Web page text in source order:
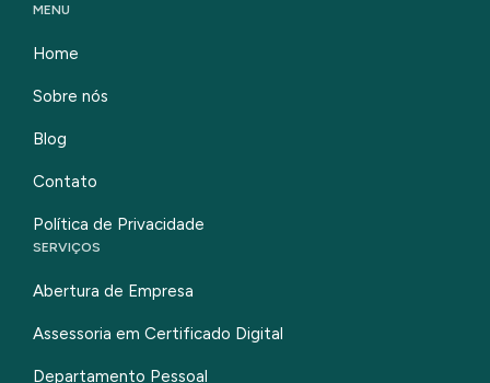
MENU
Home
Sobre nós
Blog
Contato
Política de Privacidade
SERVIÇOS
Abertura de Empresa
Assessoria em Certificado Digital
Departamento Pessoal